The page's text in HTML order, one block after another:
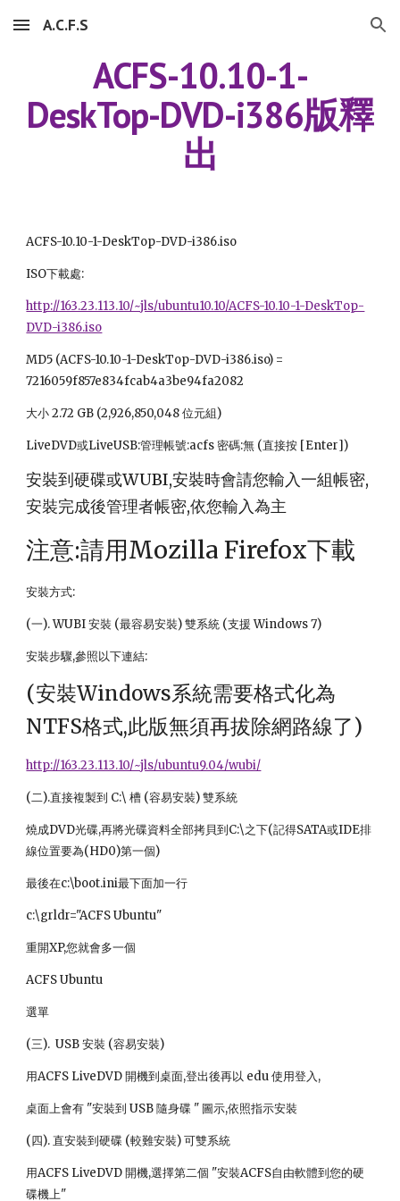
Skip to main content Skip to navigation
A.C.F.S
ACFS-10.10-1-
DeskTop-DVD-i386版釋
出
ACFS-10.10-1-DeskTop-DVD-i386.iso
ISO下載處:
http://163.23.113.10/~jls/ubuntu10.10/ACFS-10.10-1-DeskTop-
DVD-i386.iso
MD5 (ACFS-10.10-1-DeskTop-DVD-i386.iso) =
7216059f857e834fcab4a3be94fa2082
大小 2.72 GB (2,926,850,048 位元組)
LiveDVD或LiveUSB:管理帳號:acfs 密碼:無 (直接按 [Enter])
安裝到硬碟或WUBI,安裝時會請您輸入一組帳密,
安裝完成後管理者帳密,依您輸入為主
注意:請用Mozilla Firefox下載
安裝方式:
(一). WUBI 安裝 (最容易安裝) 雙系統 (支援 Windows 7)
安裝步驟,參照以下連結:
(安裝Windows系統需要格式化為
NTFS格式,此版無須再拔除網路線了)
http://163.23.113.10/~jls/ubuntu9.04/wubi/
(二).直接複製到 C:\ 槽 (容易安裝) 雙系統
燒成DVD光碟,再將光碟資料全部拷貝到C:\之下(記得SATA或IDE排
線位置要為(HD0)第一個)
最後在c:\boot.ini最下面加一行
c:\grldr="ACFS Ubuntu"
重開XP,您就會多一個
ACFS Ubuntu
選單
(三). USB 安裝 (容易安裝)
用ACFS LiveDVD 開機到桌面,登出後再以 edu 使用登入,
桌面上會有 "安裝到 USB 隨身碟 " 圖示,依照指示安裝
(四). 直安裝到硬碟 (較難安裝) 可雙系統
用ACFS LiveDVD 開機,選擇第二個 "安裝ACFS自由軟體到您的硬
碟機上"